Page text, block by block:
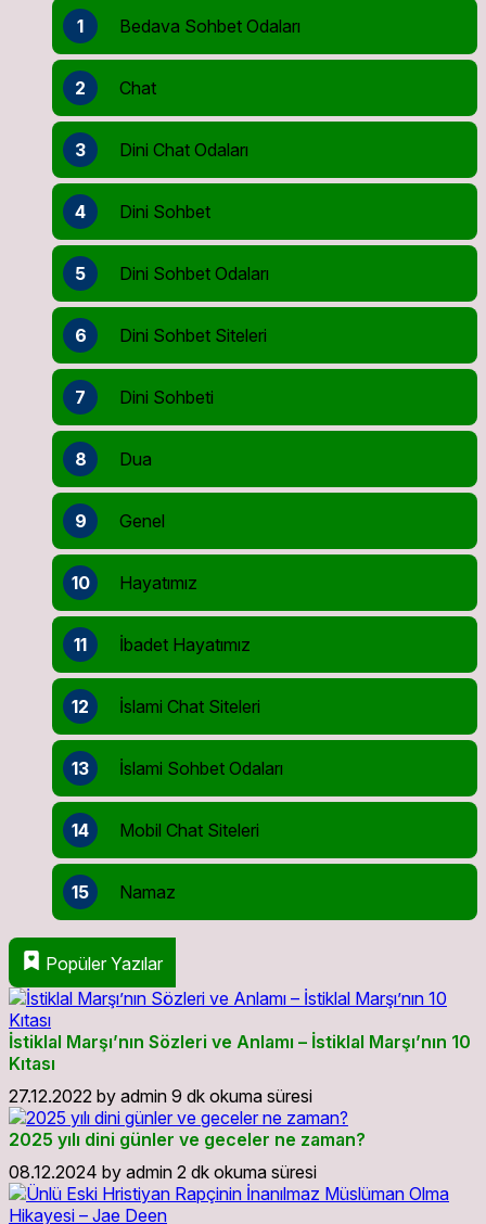
1 Bedava Sohbet Odaları
2 Chat
3 Dini Chat Odaları
4 Dini Sohbet
5 Dini Sohbet Odaları
6 Dini Sohbet Siteleri
7 Dini Sohbeti
8 Dua
9 Genel
10 Hayatımız
11 İbadet Hayatımız
12 İslami Chat Siteleri
13 İslami Sohbet Odaları
14 Mobil Chat Siteleri
15 Namaz
Popüler Yazılar
İstiklal Marşı’nın Sözleri ve Anlamı – İstiklal Marşı’nın 10
Kıtası
27.12.2022 by admin 9 dk okuma süresi
2025 yılı dini günler ve geceler ne zaman?
08.12.2024 by admin 2 dk okuma süresi